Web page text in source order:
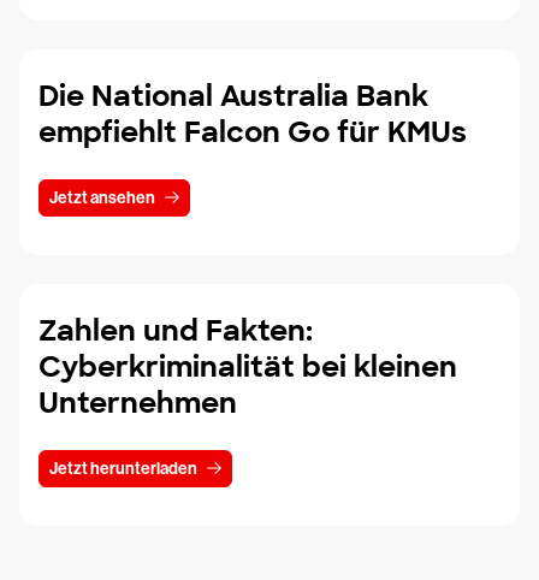
Die National Australia Bank
empfiehlt Falcon Go für KMUs
Jetzt ansehen
Zahlen und Fakten:
Cyberkriminalität bei kleinen
Unternehmen
Jetzt herunterladen